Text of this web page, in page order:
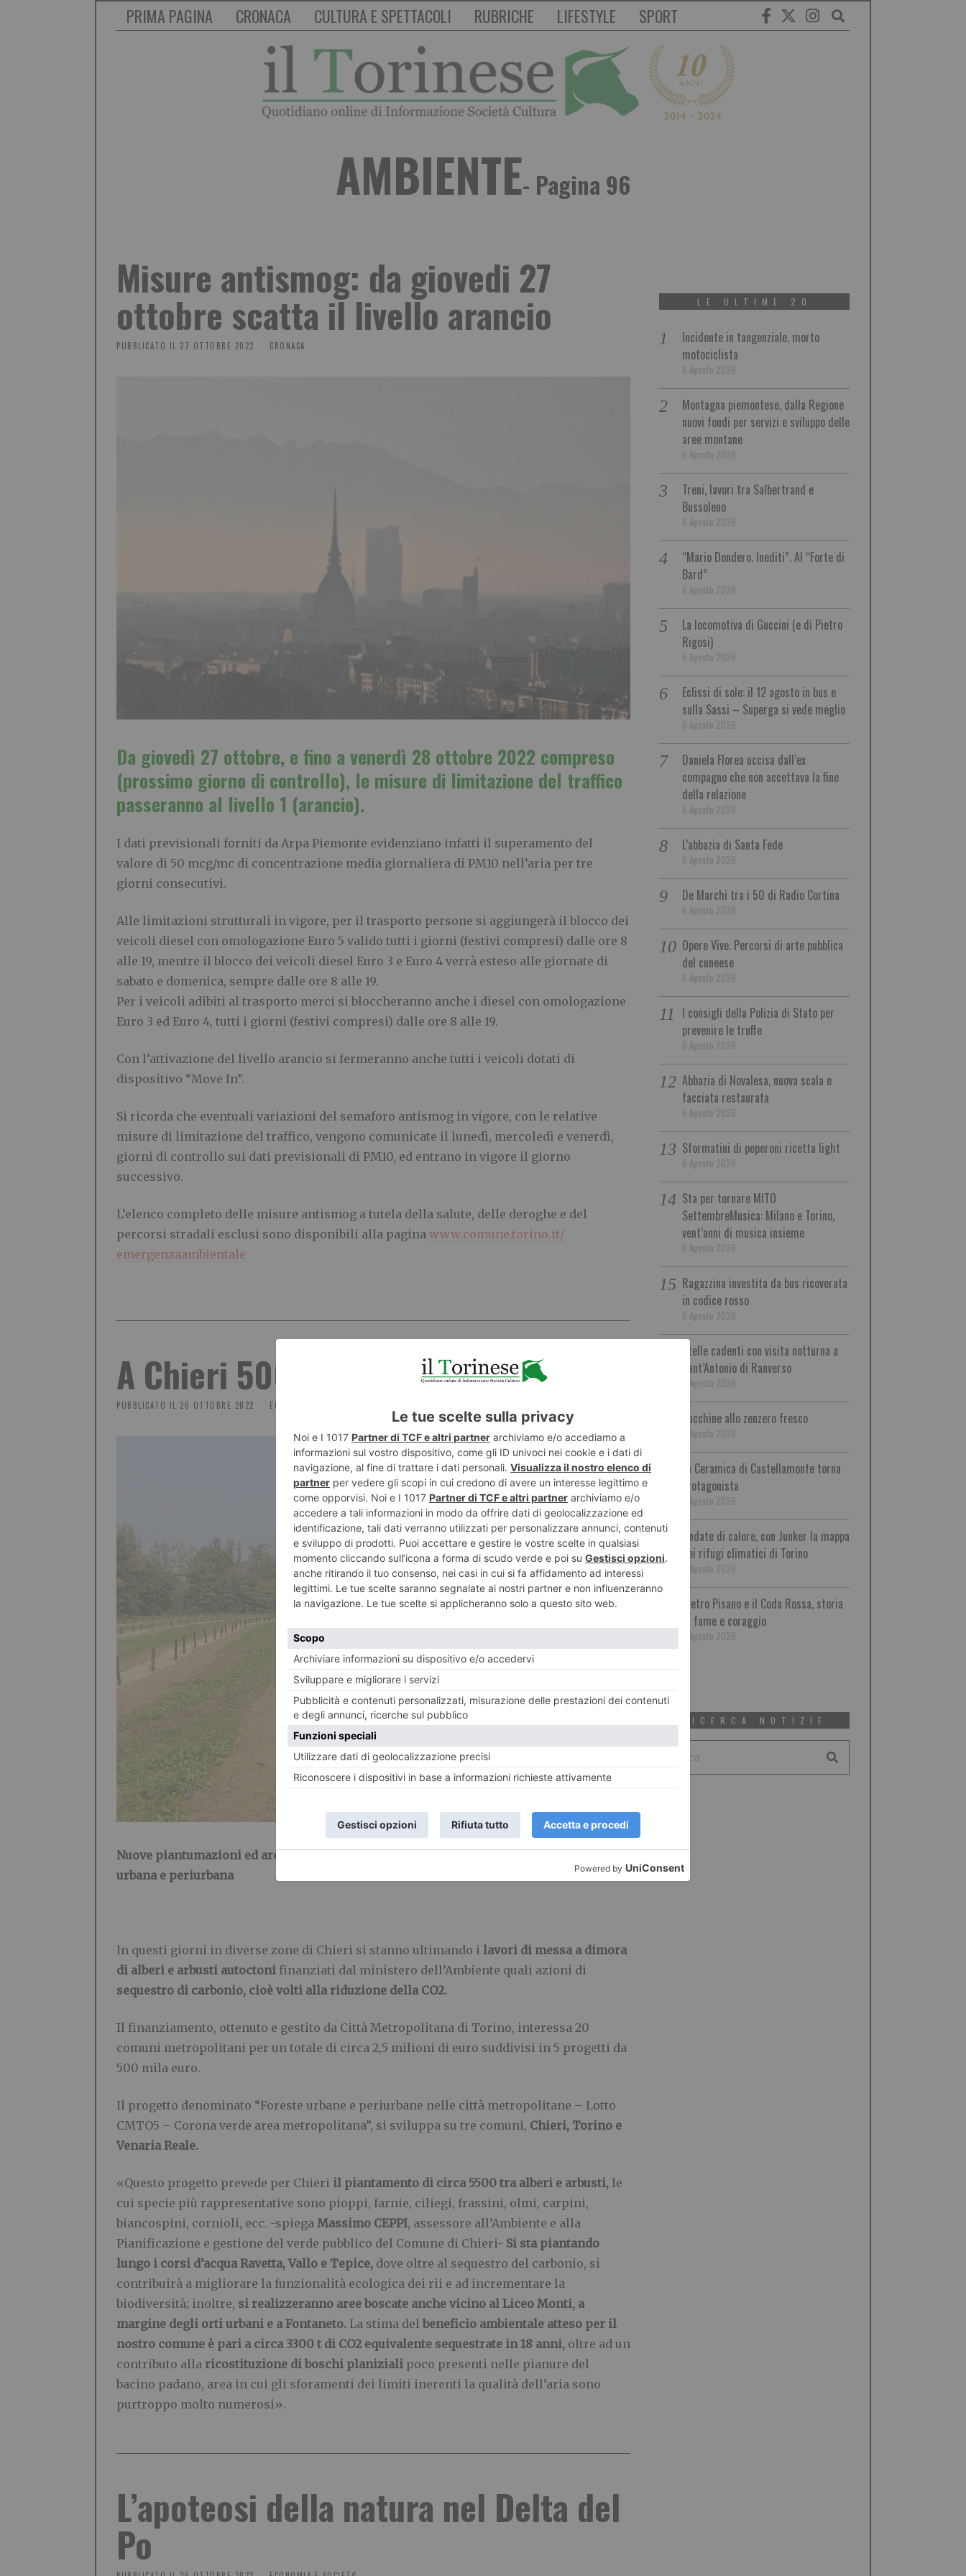
PRIMA PAGINA CRONACA CULTURA E SPETTACOLI RUBRICHE LIFESTYLE SPORT
AMBIENTE- Pagina 96
Misure antismog: da giovedi 27
ottobre scatta il livello arancio
PUBBLICATO IL 27 OTTOBRE 2022 CRONACA
Da giovedì 27 ottobre, e fino a venerdì 28 ottobre 2022 compreso
(prossimo giorno di controllo), le misure di limitazione del traffico
passeranno al livello 1 (arancio).
I dati previsionali forniti da Arpa Piemonte evidenziano infatti il superamento del
valore di 50 mcg/mc di concentrazione media giornaliera di PM10 nell’aria per tre
giorni consecutivi.
Alle limitazioni strutturali in vigore, per il trasporto persone si aggiungerà il blocco dei
veicoli diesel con omologazione Euro 5 valido tutti i giorni (festivi compresi) dalle ore 8
alle 19, mentre il blocco dei veicoli diesel Euro 3 e Euro 4 verrà esteso alle giornate di
sabato e domenica, sempre dalle ore 8 alle 19.
Per i veicoli adibiti al trasporto merci si bloccheranno anche i diesel con omologazione
Euro 3 ed Euro 4, tutti i giorni (festivi compresi) dalle ore 8 alle 19.
Con l’attivazione del livello arancio si fermeranno anche tutti i veicoli dotati di
dispositivo “Move In”.
Si ricorda che eventuali variazioni del semaforo antismog in vigore, con le relative
misure di limitazione del traffico, vengono comunicate il lunedì, mercoledì e venerdì,
giorni di controllo sui dati previsionali di PM10, ed entrano in vigore il giorno
successivo.
L’elenco completo delle misure antismog a tutela della salute, delle deroghe e del
percorsi stradali esclusi sono disponibili alla pagina www.comune.torino.it/
emergenzaambientale
A Chieri 500 nuovi alberi e arbusti
PUBBLICATO IL 26 OTTOBRE 2022 ECONOMIA E SOCIETA'
Nuove piantumazioni ed aree boscate realizzategrazie al progetto sulla forestazione
urbana e periurbana
In questi giorni in diverse zone di Chieri si stanno ultimando i lavori di messa a dimora
di alberi e arbusti autoctoni finanziati dal ministero dell’Ambiente quali azioni di
sequestro di carbonio, cioè volti alla riduzione della CO2.
Il finanziamento, ottenuto e gestito da Città Metropolitana di Torino, interessa 20
comuni metropolitani per un totale di circa 2,5 milioni di euro suddivisi in 5 progetti da
500 mila euro.
Il progetto denominato “Foreste urbane e periurbane nelle città metropolitane – Lotto
CMTO5 – Corona verde area metropolitana”, si sviluppa su tre comuni, Chieri, Torino e
Venaria Reale.
«Questo progetto prevede per Chieri il piantamento di circa 5500 tra alberi e arbusti, le
cui specie più rappresentative sono pioppi, farnie, ciliegi, frassini, olmi, carpini,
biancospini, cornioli, ecc. -spiega Massimo CEPPI, assessore all’Ambiente e alla
Pianificazione e gestione del verde pubblico del Comune di Chieri- Si sta piantando
lungo i corsi d’acqua Ravetta, Vallo e Tepice, dove oltre al sequestro del carbonio, si
contribuirà a migliorare la funzionalità ecologica dei rii e ad incrementare la
biodiversità; inoltre, si realizzeranno aree boscate anche vicino al Liceo Monti, a
margine degli orti urbani e a Fontaneto. La stima del beneficio ambientale atteso per il
nostro comune è pari a circa 3300 t di CO2 equivalente sequestrate in 18 anni, oltre ad un
contributo alla ricostituzione di boschi planiziali poco presenti nelle pianure del
bacino padano, area in cui gli sforamenti dei limiti inerenti la qualità dell’aria sono
purtroppo molto numerosi».
L’apoteosi della natura nel Delta del
Po
LE ULTIME 20
Incidente in tangenziale, morto
motociclista
6 Agosto 2026
Montagna piemontese, dalla Regione
nuovi fondi per servizi e sviluppo delle
aree montane
6 Agosto 2026
Treni, lavori tra Salbertrand e
Bussoleno
6 Agosto 2026
“Mario Dondero. Inediti”. Al “Forte di
Bard”
6 Agosto 2026
La locomotiva di Guccini (e di Pietro
Rigosi)
6 Agosto 2026
Eclissi di sole: il 12 agosto in bus e
sulla Sassi – Superga si vede meglio
6 Agosto 2026
Daniela Florea uccisa dall’ex
compagno che non accettava la fine
della relazione
6 Agosto 2026
L’abbazia di Santa Fede
6 Agosto 2026
De Marchi tra i 50 di Radio Cortina
6 Agosto 2026
Opere Vive. Percorsi di arte pubblica
del cuneese
6 Agosto 2026
I consigli della Polizia di Stato per
prevenire le truffe
6 Agosto 2026
Abbazia di Novalesa, nuova scala e
facciata restaurata
6 Agosto 2026
Sformatini di peperoni ricetta light
6 Agosto 2026
Sta per tornare MITO
SettembreMusica: Milano e Torino,
vent’anni di musica insieme
6 Agosto 2026
Ragazzina investita da bus ricoverata
in codice rosso
6 Agosto 2026
Stelle cadenti con visita notturna a
Sant’Antonio di Ranverso
6 Agosto 2026
Zucchine allo zenzero fresco
6 Agosto 2026
La Ceramica di Castellamonte torna
protagonista
6 Agosto 2026
Ondate di calore, con Junker la mappa
dei rifugi climatici di Torino
6 Agosto 2026
Pietro Pisano e il Coda Rossa, storia
di fame e coraggio
6 Agosto 2026
RICERCA NOTIZIE